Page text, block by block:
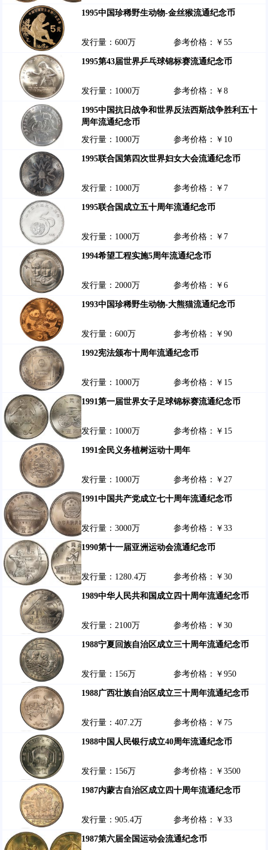
1995中国珍稀野生动物-金丝猴流通纪念币
发行量：600万 参考价格：￥55
1995第43届世界乒乓球锦标赛流通纪念币
发行量：1000万 参考价格：￥8
1995中国抗日战争和世界反法西斯战争胜利五十
周年流通纪念币
发行量：1000万
参考价格：￥10
1995联合国第四次世界妇女大会流通纪念币
发行量：1000万 参考价格：￥7
1995联合国成立五十周年流通纪念币
发行量：1000万 参考价格：￥7
1994希望工程实施5周年流通纪念币
发行量：2000万 参考价格：￥6
1993中国珍稀野生动物-大熊猫流通纪念币
发行量：600万 参考价格：￥90
1992宪法颁布十周年流通纪念币
发行量：1000万 参考价格：￥15
1991第一届世界女子足球锦标赛流通纪念币
发行量：1000万 参考价格：￥15
1991全民义务植树运动十周年
发行量：1000万 参考价格：￥27
1991中国共产党成立七十周年流通纪念币
发行量：3000万 参考价格：￥33
1990第十一届亚洲运动会流通纪念币
发行量：1280.4万 参考价格：￥30
1989中华人民共和国成立四十周年流通纪念币
发行量：2100万 参考价格：￥30
1988宁夏回族自治区成立三十周年流通纪念币
发行量：156万 参考价格：￥950
1988广西壮族自治区成立三十周年流通纪念币
发行量：407.2万 参考价格：￥75
1988中国人民银行成立40周年流通纪念币
发行量：156万 参考价格：￥3500
1987内蒙古自治区成立四十周年流通纪念币
发行量：905.4万 参考价格：￥33
1987第六届全国运动会流通纪念币